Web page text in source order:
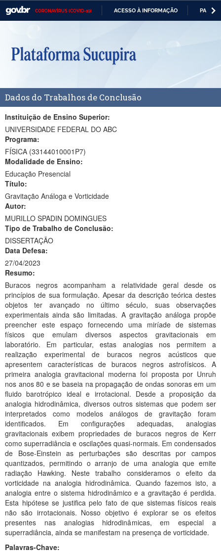
CORONAVÍRUS (COVID-19) ACESSO À INFORMAÇÃO
Casa Civil
Ministério da Defesa
Ministério da Economia
Ministério da Infraestrutura
Ministério da Educação
Ministério da Cidadania
Ministério da Saúde
Ministério da Ciência, Tecnologia, Inovações e Comunicações
Ministério do Meio Ambiente
Ministério do Turismo
Ministério do Desenvolvimento Regional
Controladoria-Geral da União
Ministério da Mulher, da Família e dos Direitos Humanos
Secretaria-Geral
Secretaria de Governo
Gabinete de Segurança Institucional
Advocacia-Geral da União
Banco Central do Brasil
Planalto
Dados do Trabalhos de Conclusão
Instituição de Ensino Superior:
UNIVERSIDADE FEDERAL DO ABC
Programa:
FÍSICA (33144010001P7)
Modalidade de Ensino:
Educação Presencial
Título:
Gravitação Análoga e Vorticidade
Autor:
MURILLO SPADIN DOMINGUES
Tipo de Trabalho de Conclusão:
DISSERTAÇÃO
Data Defesa:
27/04/2023
Resumo:
Buracos negros acompanham a relatividade geral desde os
princípios de sua formulação. Apesar da descrição teórica destes
objetos ter avançado no último século, suas observações
experimentais ainda são limitadas. A gravitação análoga propõe
preencher este espaço fornecendo uma miríade de sistemas
físicos que emulam diversos aspectos gravitacionais em
laboratório. Em particular, estas analogias nos permitem a
realização experimental de buracos negros acústicos que
apresentem características de buracos negros astrofísicos. A
primeira analogia gravitacional moderna foi proposta por Unruh
nos anos 80 e se baseia na propagação de ondas sonoras em um
fluido barotrópico ideal e irrotacional. Desde a proposição da
analogia hidrodinâmica, diversos outros sistemas que podem ser
interpretados como modelos análogos de gravitação foram
identificados. Em configurações adequadas, analogias
gravitacionais exibem propriedades de buracos negros de Kerr
como superradiância e oscilações quasi-normais. Em condensados
de Bose-Einstein as perturbações são descritas por campos
quantizados, permitindo o arranjo de uma analogia que emite
radiação Hawking. Neste trabalho consideramos o efeito da
vorticidade na analogia hidrodinâmica. Quando fazemos isto, a
analogia entre o sistema hidrodinâmico e a gravitação é perdida.
Esta hipótese se justifica pelo fato de que sistemas físicos reais
não são irrotacionais. Nosso objetivo é explorar se os efeitos
presentes nas analogias hidrodinâmicas, em especial a
superradiância, ainda se manifestam na presença de vorticidade.
Palavras-Chave: